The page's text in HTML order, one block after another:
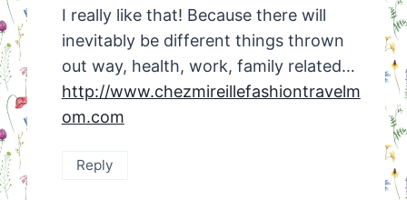
I really like that! Because there will
inevitably be different things thrown
out way, health, work, family related…
http://www.chezmireillefashiontravelm
om.com
Reply